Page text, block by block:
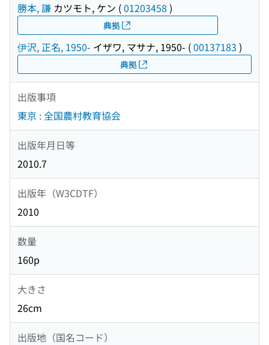
勝本, 謙 カツモト, ケン (01203458 )
典拠
伊沢, 正名, 1950- イザワ, マサナ, 1950- (00137183 )
典拠
出版事項
東京 : 全国農村教育協会
出版年月日等
2010.7
出版年（W3CDTF）
2010
数量
160p
大きさ
26cm
出版地（国名コード）